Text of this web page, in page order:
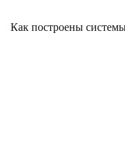
Как построены